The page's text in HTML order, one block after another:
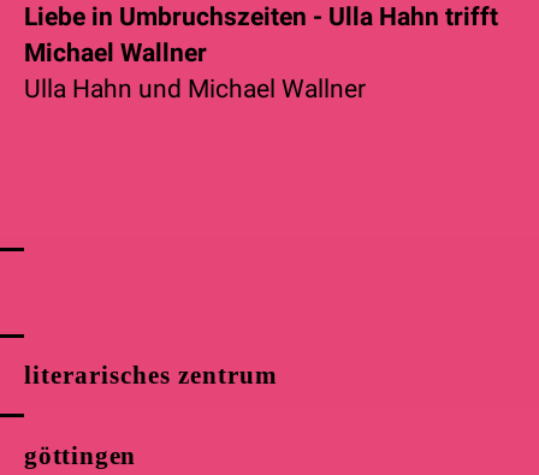
literarisches zentrum
göttingen
Liebe in Umbruchszeiten - Ulla Hahn trifft
Michael Wallner
Ulla Hahn und Michael Wallner